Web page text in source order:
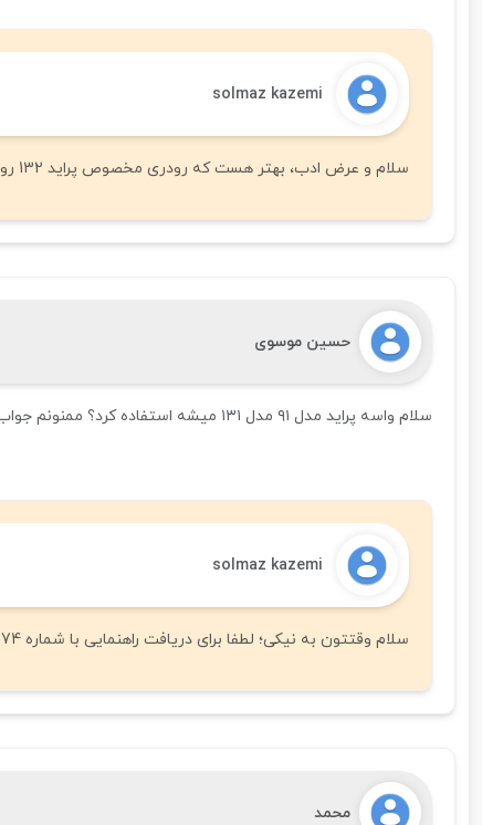
solmaz kazemi
سلام و عرض ادب، بهتر هست که رودری مخصوص پراید 132 رو خریداری کنید.
حسین موسوی
سلام واسه پراید مدل ۹۱ مدل ۱۳۱ میشه استفاده کرد؟ ممنونم جواب بدید که سفارش بدیم
solmaz kazemi
سلام وقتتون به نیکی؛ لطفا برای دریافت راهنمایی با شماره 02191301374 تماس بگیرید.
محمد